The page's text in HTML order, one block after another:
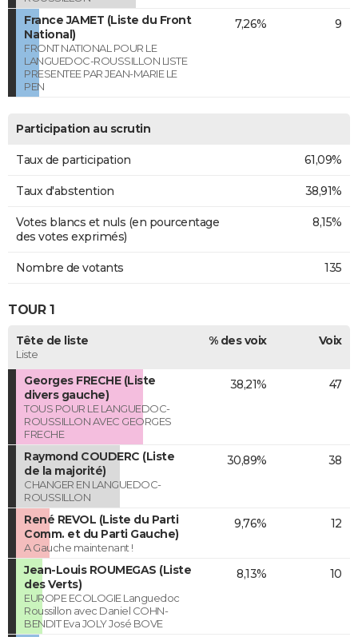
France JAMET (Liste du Front
National)
FRONT NATIONAL POUR LE
LANGUEDOC-ROUSSILLON LISTE
PRESENTEE PAR JEAN-MARIE LE
PEN
7,26% 9
Participation au scrutin
Taux de participation 61,09%
Taux d'abstention 38,91%
Votes blancs et nuls (en pourcentage
des votes exprimés)
8,15%
Nombre de votants 135
TOUR 1
Tête de liste
Liste
% des voix Voix
Georges FRECHE (Liste
divers gauche)
TOUS POUR LE LANGUEDOC-
ROUSSILLON AVEC GEORGES
FRECHE
38,21% 47
Raymond COUDERC (Liste
de la majorité)
CHANGER EN LANGUEDOC-
ROUSSILLON
30,89% 38
René REVOL (Liste du Parti
Comm. et du Parti Gauche)
A Gauche maintenant !
9,76% 12
Jean-Louis ROUMEGAS (Liste
des Verts)
EUROPE ECOLOGIE Languedoc
Roussillon avec Daniel COHN-
BENDIT Eva JOLY José BOVE
8,13% 10